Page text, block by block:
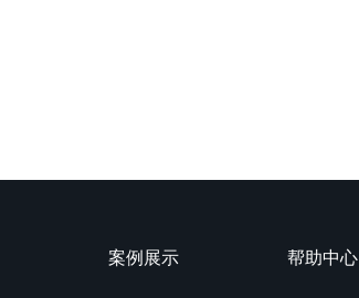
案例展示 帮助中心